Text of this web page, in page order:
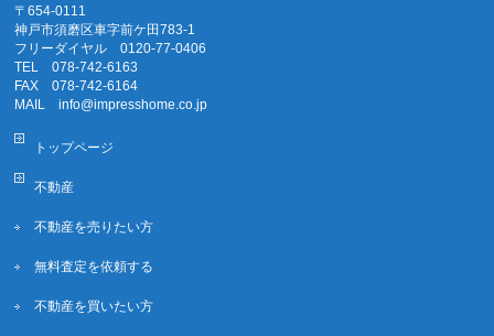
〒654-0111
神戸市須磨区車字前ケ田783-1
フリーダイヤル 0120-77-0406
TEL 078-742-6163
FAX 078-742-6164
MAIL info@impresshome.co.jp
トップページ
不動産
不動産を売りたい方
無料査定を依頼する
不動産を買いたい方